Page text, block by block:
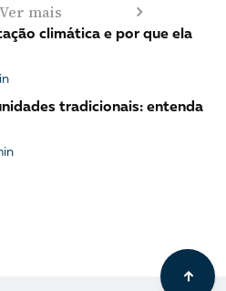
Ver mais
climática e por que ela
tradicionais: entenda